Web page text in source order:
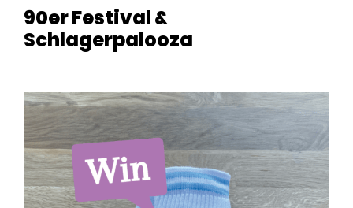
90er Festival &
Schlagerpalooza